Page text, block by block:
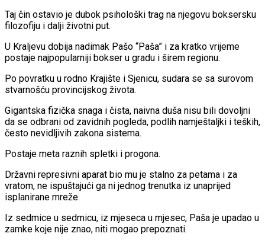
Taj čin ostavio je dubok psihološki trag na njegovu boksersku
filozofiju i dalji životni put.
U Kraljevu dobija nadimak Pašo “Paša” i za kratko vrijeme
postaje najpopularniji bokser u gradu i širem regionu.
Po povratku u rodno Krajište i Sjenicu, sudara se sa surovom
stvarnošću provincijskog života.
Gigantska fizička snaga i čista, naivna duša nisu bili dovoljni
da se odbrani od zavidnih pogleda, podlih namještaljki i teških,
često nevidljivih zakona sistema.
Postaje meta raznih spletki i progona.
Državni represivni aparat bio mu je stalno za petama i za
vratom, ne ispuštajući ga ni jednog trenutka iz unaprijed
isplanirane mreže.
Iz sedmice u sedmicu, iz mjeseca u mjesec, Paša je upadao u
zamke koje nije znao, niti mogao prepoznati.